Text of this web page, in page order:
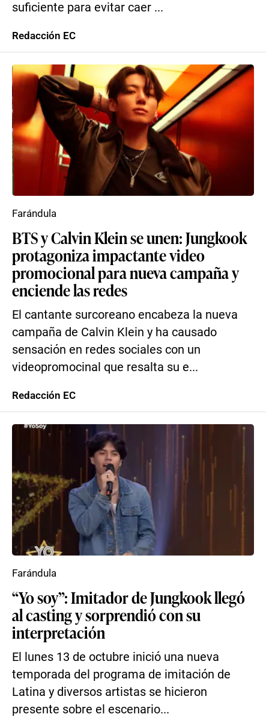
suficiente para evitar caer ...
Redacción EC
BTS y Calvin Klein se unen: Jungkook
protagoniza impactante video
promocional para nueva campaña y
enciende las redes
El cantante surcoreano encabeza la nueva
campaña de Calvin Klein y ha causado
sensación en redes sociales con un
videopromocinal que resalta su e...
Farándula
Redacción EC
“Yo soy”: Imitador de Jungkook llegó
al casting y sorprendió con su
interpretación
El lunes 13 de octubre inició una nueva
temporada del programa de imitación de
Latina y diversos artistas se hicieron
presente sobre el escenario...
Farándula